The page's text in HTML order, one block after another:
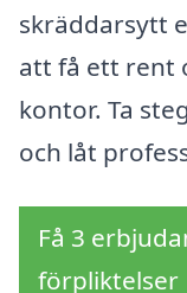
skräddarsytt
att få ett rent
kontor. Ta
och låt
Få 3
förpliktelser